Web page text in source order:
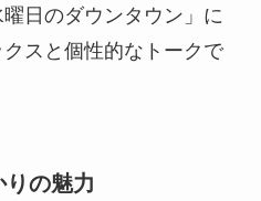
日のダウンタウン」に
スと個性的なトークで
の魅力